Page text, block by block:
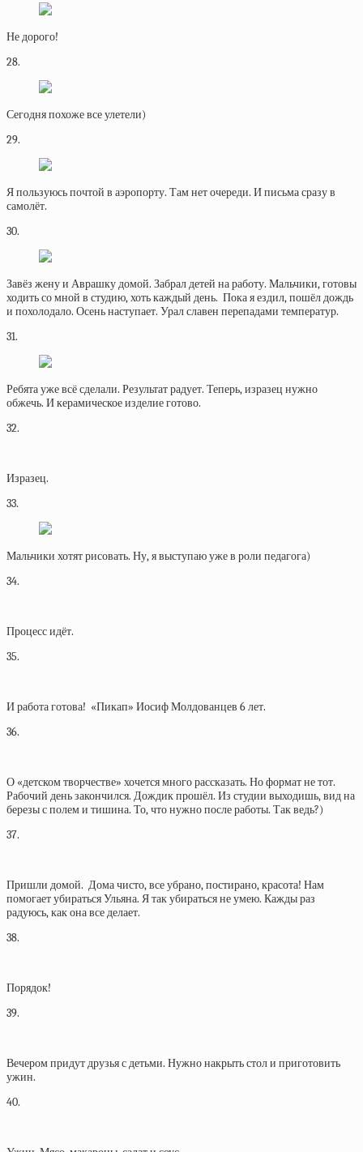
Не дорого!
28.
Сегодня похоже все улетели)
29.
Я пользуюсь почтой в аэропорту. Там нет очереди. И письма сразу в
самолёт.
30.
Завёз жену и Аврашку домой. Забрал детей на работу. Мальчики, готовы
ходить со мной в студию, хоть каждый день. Пока я ездил, пошёл дождь
и похолодало. Осень наступает. Урал славен перепадами температур.
31.
Ребята уже всё сделали. Результат радует. Теперь, изразец нужно
обжечь. И керамическое изделие готово.
32.
Изразец.
33.
Мальчики хотят рисовать. Ну, я выступаю уже в роли педагога)
34.
Процесс идёт.
35.
И работа готова! «Пикап» Иосиф Молдованцев 6 лет.
36.
О «детском творчестве» хочется много рассказать. Но формат не тот.
Рабочий день закончился. Дождик прошёл. Из студии выходишь, вид на
березы с полем и тишина. То, что нужно после работы. Так ведь?)
37.
Пришли домой. Дома чисто, все убрано, постирано, красота! Нам
помогает убираться Ульяна. Я так убираться не умею. Кажды раз
радуюсь, как она все делает.
38.
Порядок!
39.
Вечером придут друзья с детьми. Нужно накрыть стол и приготовить
ужин.
40.